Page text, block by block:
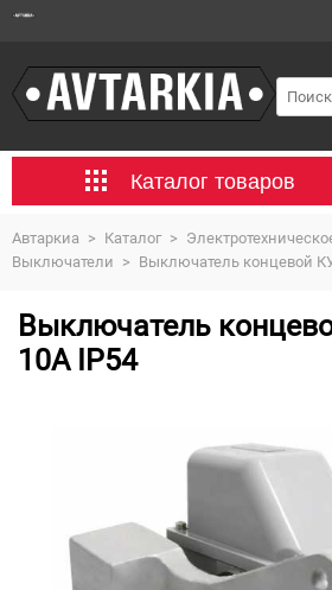
Каталог товаров
Автаркиа > Каталог >
Выключатели > Выключатель концевой
Выключатель
10А IP54